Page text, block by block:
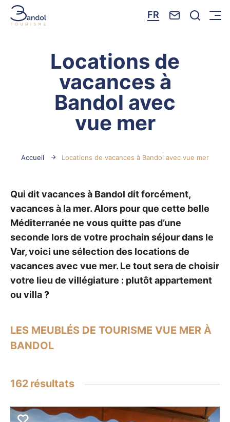
FR Nous Je
Menu
Locations de
vacances à
Bandol avec
vue mer
Accueil Locations de vacances à Bandol avec vue mer
Qui dit vacances à Bandol dit forcément,
vacances à la mer. Alors pour que cette belle
Méditerranée ne vous quitte pas d’une
seconde lors de votre prochain séjour dans le
Var, voici une sélection des locations de
vacances avec vue mer. Le tout sera de choisir
votre lieu de villégiature : plutôt appartement
ou villa ?
LES MEUBLÉS DE TOURISME VUE MER À
BANDOL
162 résultats